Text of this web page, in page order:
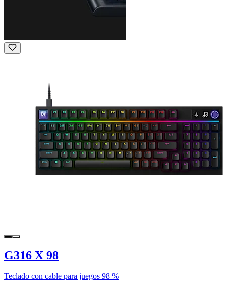
G316 X 98
Teclado con cable para juegos 98 %